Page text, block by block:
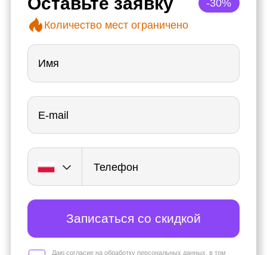
Имя
Телефон
Даю согласие на обработку персональных данных, в том
демо доступах, скидках, персонализированных
условиях
Ознакомиться с условиями